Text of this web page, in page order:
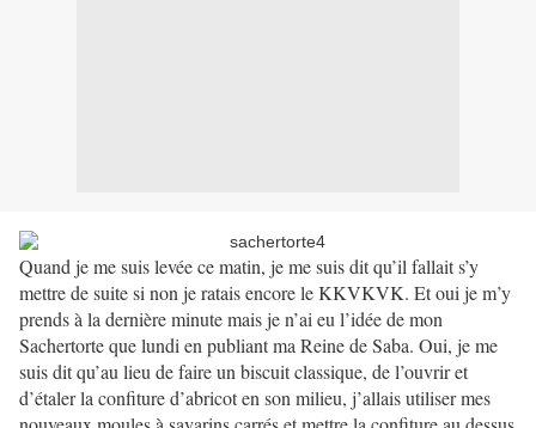
Quand je me suis levée ce matin, je me suis dit qu’il fallait s’y
mettre de suite si non je ratais encore le KKVKVK. Et oui je m’y
prends à la dernière minute mais je n’ai eu l’idée de mon
Sachertorte que lundi en publiant ma Reine de Saba. Oui, je me
suis dit qu’au lieu de faire un biscuit classique, de l’ouvrir et
d’étaler la confiture d’abricot en son milieu, j’allais utiliser mes